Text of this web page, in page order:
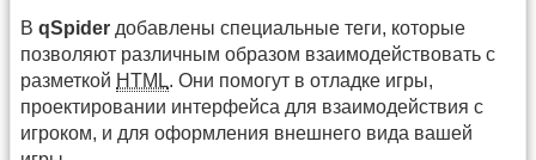
В qSpider добавлены специальные теги, которые
позволяют различным образом взаимодействовать с
разметкой HTML. Они помогут в отладке игры,
проектировании интерфейса для взаимодействия с
игроком, и для оформления внешнего вида вашей